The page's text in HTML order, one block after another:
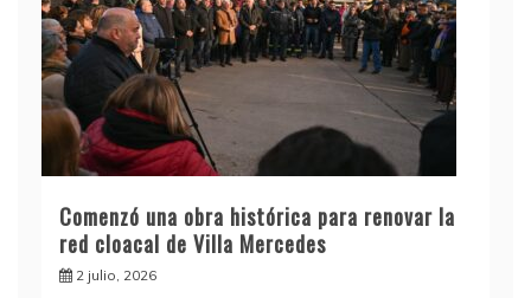
Comenzó una obra histórica para renovar la
red cloacal de Villa Mercedes
2 julio, 2026